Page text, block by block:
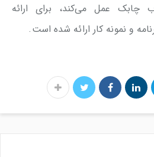
عمل می‌کند، برای ارائه
و نمونه کار ارائه شده است.